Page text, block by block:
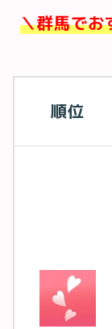
＼群馬でお
順位